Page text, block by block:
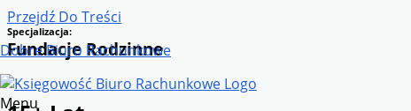
Przejdź Do Treści
Dobre Biuro Rachunkowe
Menu
Specjalizacja:
Fundacje Rodzinne